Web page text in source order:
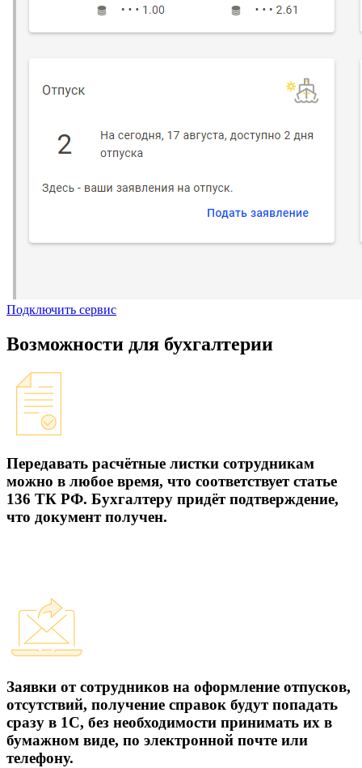
Подключить сервис
Возможности для бухгалтерии
Передавать расчётные листки сотрудникам
можно в любое время, что соответствует статье
136 ТК РФ. Бухгалтеру придёт подтверждение,
что документ получен.
Заявки от сотрудников на оформление отпусков,
отсутствий, получение справок будут попадать
сразу в 1С, без необходимости принимать их в
бумажном виде, по электронной почте или
телефону.